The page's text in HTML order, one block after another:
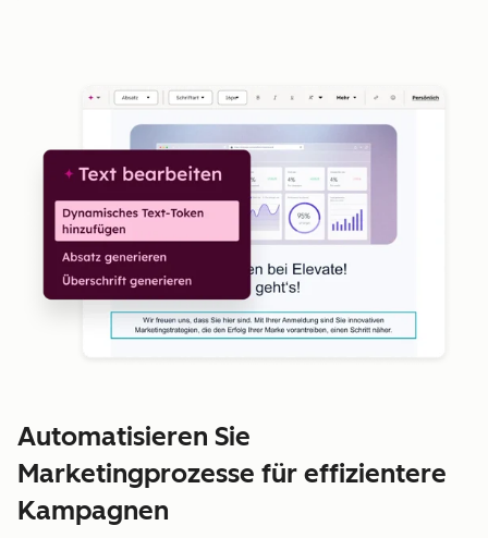
Automatisieren Sie
Marketingprozesse für effizientere
Kampagnen